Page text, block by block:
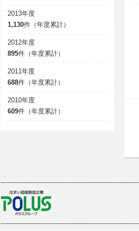
2013年度
1,130件（年度累計）
2012年度
895件（年度累計）
2011年度
688件（年度累計）
2010年度
609件（年度累計）